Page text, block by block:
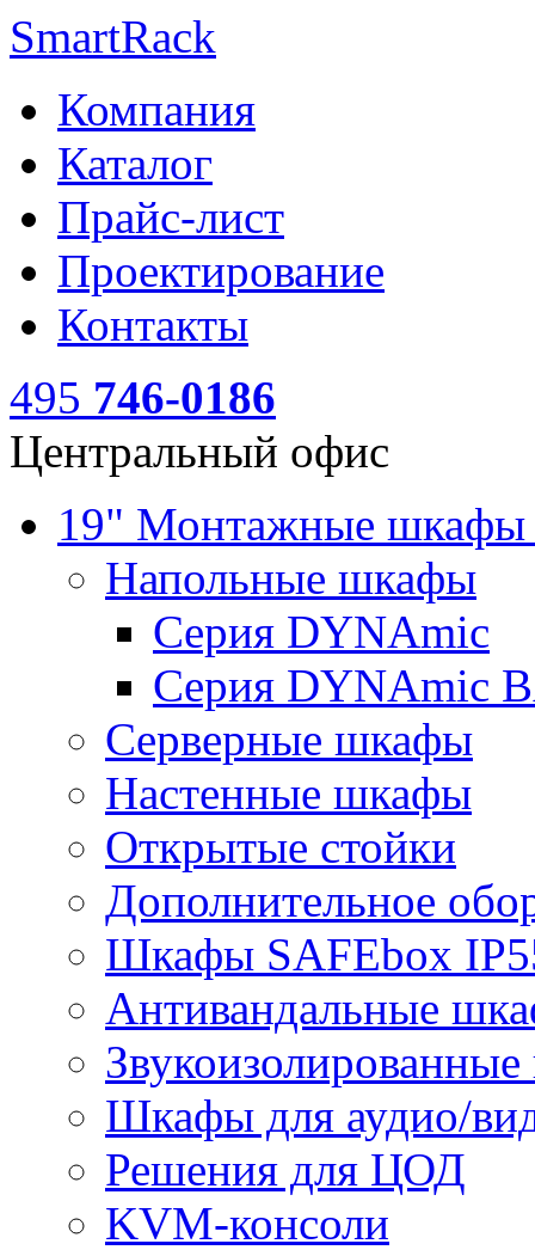
SmartRack
Компания
Каталог
Прайс-лист
Проектирование
Контакты
495 746-0186
Центральный офис
19" Монтажные
Напольные шкафы
Серия DYNAmic
Серия DYNAmic
Серверные шкафы
Настенные шкафы
Открытые стойки
Дополнительное
Шкафы SAFEbox
Антивандальные
Шкафы для аудио/
Решения для ЦОД
KVM-консоли